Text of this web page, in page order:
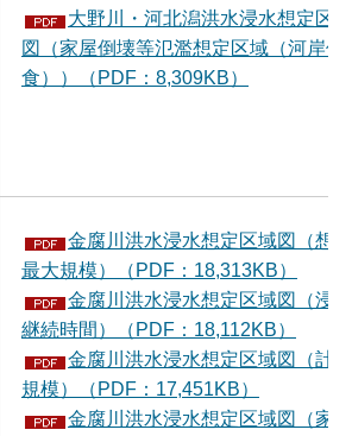
大野川・河北潟洪水浸水想定区域
図（家屋倒壊等氾濫想定区域（河岸侵
食））（PDF：8,309KB）
金腐川洪水浸水想定区域図（想定
最大規模）（PDF：18,313KB）
金腐川洪水浸水想定区域図（浸水
継続時間）（PDF：18,112KB）
金腐川洪水浸水想定区域図（計画
規模）（PDF：17,451KB）
金腐川洪水浸水想定区域図（家屋